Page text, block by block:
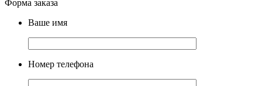
Форма заказа
Ваше имя
Номер телефона